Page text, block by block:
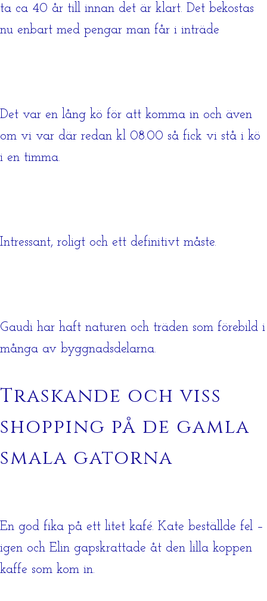
ta ca 40 år till innan det är klart. Det bekostas
nu enbart med pengar man får i inträde
Det var en lång kö för att komma in och även
om vi var där redan kl 08.00 så fick vi stå i kö
i en timma.
Intressant, roligt och ett definitivt måste.
Gaudi har haft naturen och träden som förebild i
många av byggnadsdelarna.
Traskande och viss
shopping på de gamla
smala gatorna
En god fika på ett litet kafé. Kate beställde fel –
igen och Elin gapskrattade åt den lilla koppen
kaffe som kom in.